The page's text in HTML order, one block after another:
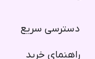
دسترسی سریع​
راهنمای خرید​